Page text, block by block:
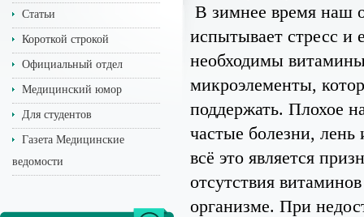
Статьи
Короткой строкой
Официальный отдел
Медицинский юмор
Для студентов
Газета Медицинские
ведомости
В зимнее время наш
испытывает стресс и
необходимы
микроэлементы,
поддержать. Плохое
частые болезни, лень
всё это является
отсутствия
организме. При